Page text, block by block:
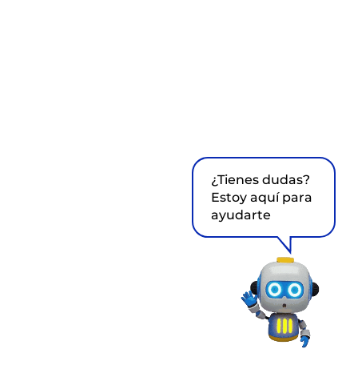
¿Tienes dudas?
Estoy aquí para
ayudarte